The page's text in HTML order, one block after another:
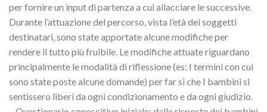
per fornire un input di partenza a cui allacciare le successive.
Durante l’attuazione del percorso, vista l’età dei soggetti
destinatari, sono state apportate alcune modifiche per
rendere il tutto più fruibile. Le modifiche attuate riguardano
principalmente le modalità di riflessione (es: I termini con cui
sono state poste alcune domande) per far sì che I bambini si
sentissero liberi da ogni condizionamento e da ogni giudizio.